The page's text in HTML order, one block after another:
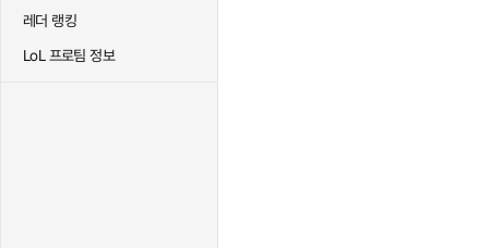
레더 랭킹
LoL 프로팀 정보